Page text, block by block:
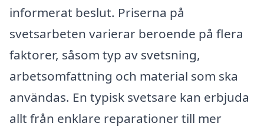
informerat beslut. Priserna på
svetsarbeten varierar beroende på flera
faktorer, såsom typ av svetsning,
arbetsomfattning och material som ska
användas. En typisk svetsare kan erbjuda
allt från enklare reparationer till mer